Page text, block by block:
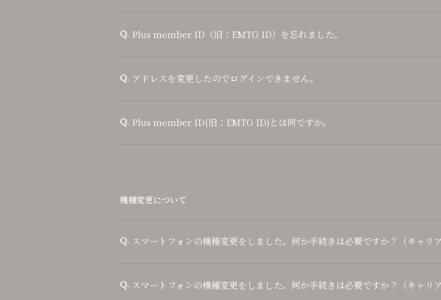
Q. Plus member ID（旧：EMTG ID）を忘れました。
Q. アドレスを変更したのでログインできません。
Q. Plus member ID(旧：EMTG ID)とは何ですか。
機種変更について
Q. スマートフォンの機種変更をしました。何か手続きは必要ですか？（キャリ
Q. スマートフォンの機種変更をしました。何か手続きは必要ですか？（キャリ